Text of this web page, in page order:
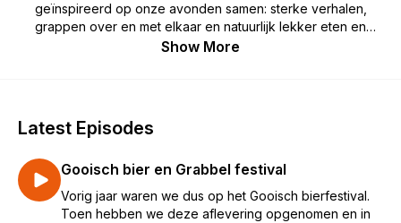
geïnspireerd op onze avonden samen: sterke verhalen,
grappen over en met elkaar en natuurlijk lekker eten en
drinken. Moeilijk kijken bij lekkere bieren is de
Show More
Latest Episodes
Gooisch bier en Grabbel festival
Vorig jaar waren we dus op het Gooisch bierfestival.
Toen hebben we deze aflevering opgenomen en in